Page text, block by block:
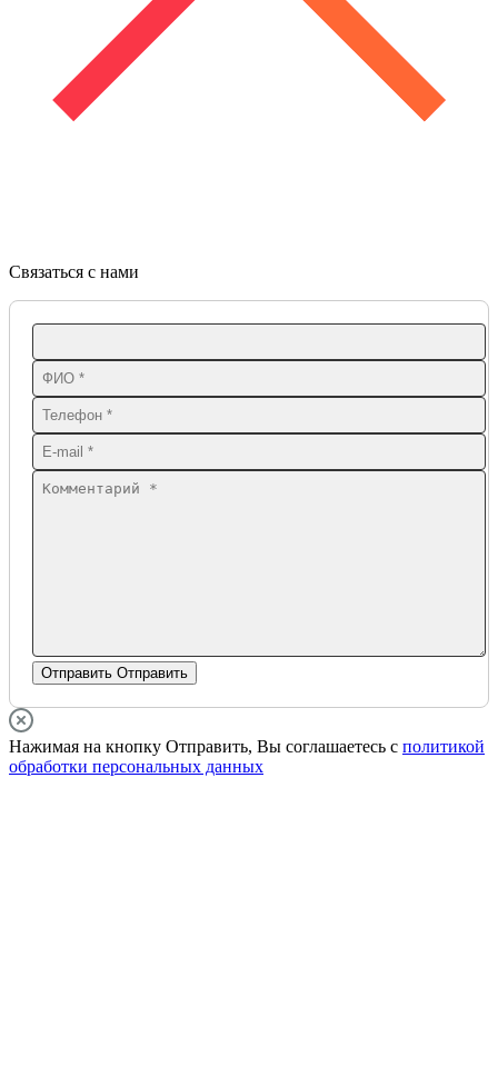
Связаться с нами
Отправить Отправить
Нажимая на кнопку Отправить, Вы соглашаетесь с политикой
обработки персональных данных